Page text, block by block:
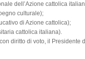
dell’Azione cattolica
culturale);
di Azione cattolica);
cattolica italiana).
diritto di voto, il Presidente